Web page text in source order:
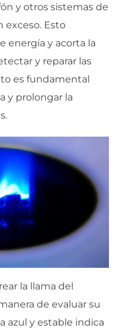
y otros sistemas de
exceso. Esto
energía y acorta la
y reparar las
es fundamental
y prolongar la
la llama del
de evaluar su
azul y estable indica